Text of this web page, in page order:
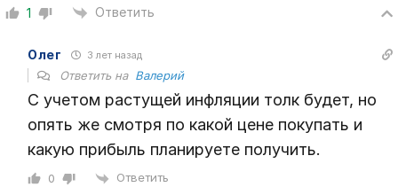
1 Ответить
Олег 3 лет назад
Ответить на Валерий
С учетом растущей инфляции толк будет, но
опять же смотря по какой цене покупать и
какую прибыль планируете получить.
0 Ответить